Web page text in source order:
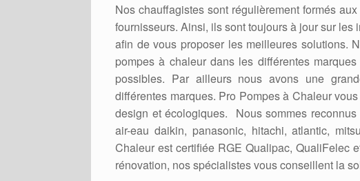
Nos chauffagistes sont régulièrement formés
fournisseurs. Ainsi, ils sont toujours à jour sur
afin de vous proposer les meilleures solutions.
pompes à chaleur dans les différentes
possibles. Par ailleurs nous avons une
différentes marques. Pro Pompes à Chaleur
design et écologiques. Nous sommes
air-eau daikin, panasonic, hitachi, atlantic,
Chaleur est certifiée RGE Qualipac, QualiFelec
rénovation, nos spécialistes vous conseillent la